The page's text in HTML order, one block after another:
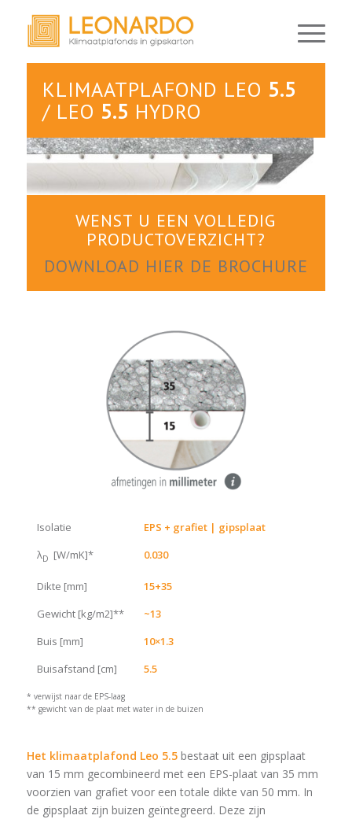
KLIMAATPLAFOND LEO 5.5
/ LEO 5.5 HYDRO
WENST U EEN VOLLEDIG
PRODUCTOVERZICHT?
DOWNLOAD HIER DE BROCHURE
Isolatie EPS + grafiet | gipsplaat
λD [W/mK]* 0.030
Dikte [mm]
15+35
Gewicht [kg/m2]**
~13
Buis [mm]
10×1.3
Buisafstand [cm]
5.5
* verwijst naar de EPS-laag
** gewicht van de plaat met water in de buizen
Het klimaatplafond Leo 5.5bestaat uit een gipsplaat
van 15 mm gecombineerd met een EPS-plaat van 35 mm
voorzien van grafiet voor een totale dikte van 50 mm. In
de gipsplaat zijn buizen geïntegreerd. Deze zijn